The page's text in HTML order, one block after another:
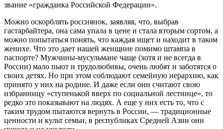
звание «гражданка Российской Федерации».
Можно оскорблять россиянок, заявляя, что, выбрав
гастарбайтера, она сама упала в цене и стала вторым сортом, а
можно попытаться понять, что каждая ищет и находит в таком
женихе. Что это дает нашей женщине помимо штампа в
паспорте? Мужчины-мусульмане чаще (хотя и не всегда в
России) мало пьют и трудолюбивы, очень любят и заботятся о
своих детях. Но при этом соблюдают семейную иерархию, как
принято у них на родине. И даже если они считают свою
избранницу «ступенькой вверх по социальной лестнице», то
редко это показывают на людях. А еще у них есть то, что с
таким трудом пытаются вернуть в России, — традиционные
ценности и культ семьи, в республиках Средней Азии они